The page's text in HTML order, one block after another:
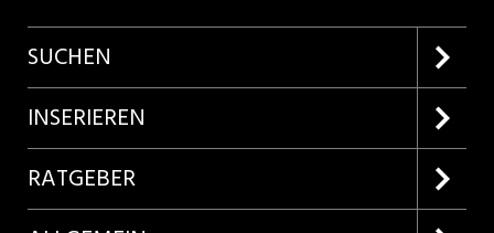
SUCHEN
Firmenprofile entdecken
Lehrstellen suchen
INSERIEREN
Kundenlogin
Inserieren
RATGEBER